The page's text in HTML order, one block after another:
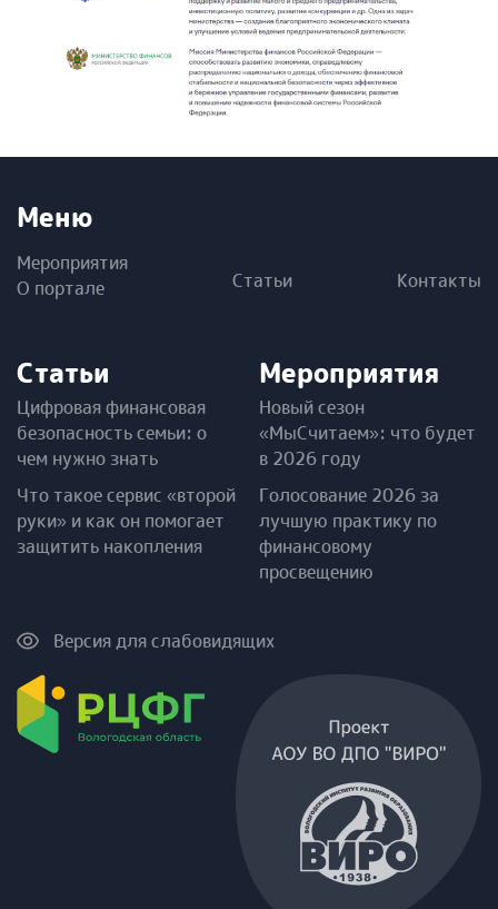
Меню
Мероприятия
О портале
Статьи Контакты
Статьи
Цифровая финансовая
безопасность семьи: о
чем нужно знать
Что такое сервис «второй
руки» и как он помогает
защитить накопления
Мероприятия
Новый сезон
«МыСчитаем»: что будет
в 2026 году
Голосование 2026 за
лучшую практику по
финансовому
просвещению
Версия для слабовидящих